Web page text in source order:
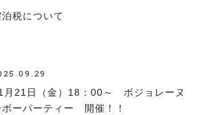
泊税について
月21日（金）18：00～ ボジョレーヌ
ボーパーティー 開催！！